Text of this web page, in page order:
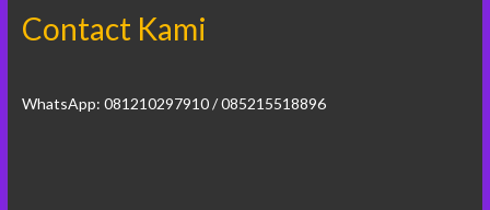
Contact Kami
WhatsApp: 081210297910 / 085215518896